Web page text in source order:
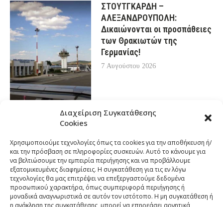
Διαχείριση Συγκατάθεσης
Cookies
Χρησιμοποιούμε τεχνολογίες όπως τα cookies για την αποθήκευση ή/
και την πρόσβαση σε πληροφορίες συσκευών. Αυτό το κάνουμε για
να βελτιώσουμε την εμπειρία περιήγησης και να προβάλλουμε
εξατομικευμένες διαφημίσεις. Η συγκατάθεση για τις εν λόγω
τεχνολογίες θα μας επιτρέψει να επεξεργαστούμε δεδομένα
προσωπικού χαρακτήρα, όπως συμπεριφορά περιήγησης ή
μοναδικά αναγνωριστικά σε αυτόν τον ιστότοπο. Η μη συγκατάθεση ή
η ανάκληση της συγκατάθεσης, μπορεί να επηρεάσει αρνητικά
ΣΤΟΥΤΓΚΑΡΔΗ –
ΑΛΕΞΑΝΔΡΟΥΠΟΛΗ:
Δικαιώνονται οι προσπάθειες
των Θρακιωτών της
Γερμανίας!
7 Αυγούστου 2026